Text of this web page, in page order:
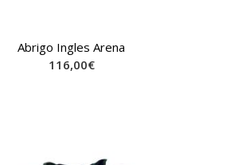
Abrigo Ingles Arena
116,00€